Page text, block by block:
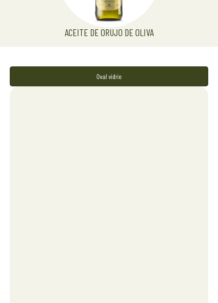
ACEITE DE ORUJO DE OLIVA
Oval vidrio